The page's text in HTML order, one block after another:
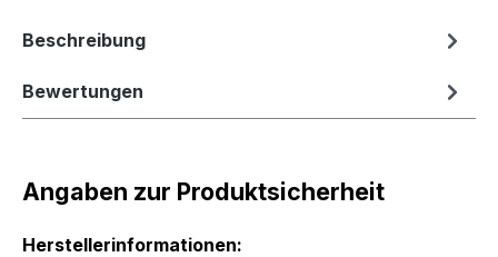
Beschreibung
Bewertungen
Angaben zur Produktsicherheit
Herstellerinformationen: